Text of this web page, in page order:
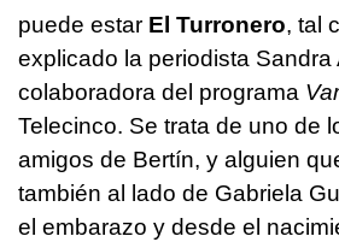
puede estar El Turronero, tal
explicado la periodista Sandra
colaboradora del programa
Telecinco. Se trata de uno de
amigos de Bertín, y alguien
también al lado de Gabriela
el embarazo y desde el